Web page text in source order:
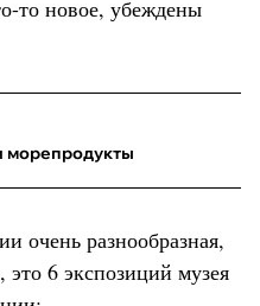
то новое, убеждены
морепродукты
очень разнообразная,
6 экспозиций музея